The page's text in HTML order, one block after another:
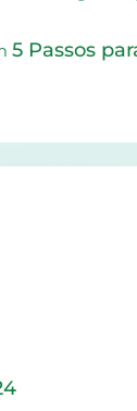
5 Passos